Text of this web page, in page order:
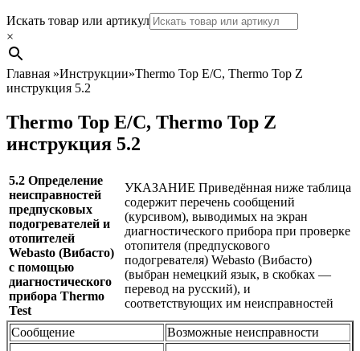
Search
Искать товар или артикул
×
Главная »Инструкции»Thermo Top E/C, Thermo Top Z
инструкция 5.2
Thermo Top E/C, Thermo Top Z
инструкция 5.2
5.2 Определение
неисправностей
предпусковых
подогревателей и
отопителей
Webasto (Вибасто)
с помощью
диагностического
прибора Thermo
Test
УКАЗАНИЕ Приведённая ниже таблица
содержит перечень сообщений
(курсивом), выводимых на экран
диагностического прибора при проверке
отопителя (предпускового
подогревателя) Webasto (Вибасто)
(выбран немецкий язык, в скобках —
перевод на русский), и
соответствующих им неисправностей
Сообщение Возможные неисправности